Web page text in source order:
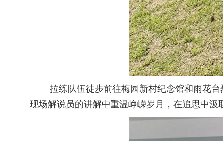
拉练队伍徒步前往梅园新村纪念馆和雨花台
现场解说员的讲解中重温峥嵘岁月，在追思中